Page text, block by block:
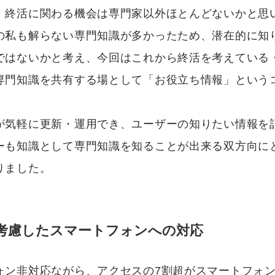
終活に関わる機会は専門家以外ほとんどないかと思
私も解らない専門知識が多かったため、潜在的に知
はないかと考え、今回はこれから終活を考えている
門知識を共有する場として「お役立ち情報」という
気軽に更新・運用でき、ユーザーの知りたい情報を
も知識として専門知識を知ることが出来る双方向に
した。
慮したスマートフォンへの対応
ン非対応ながら、アクセスの7割超がスマートフォ